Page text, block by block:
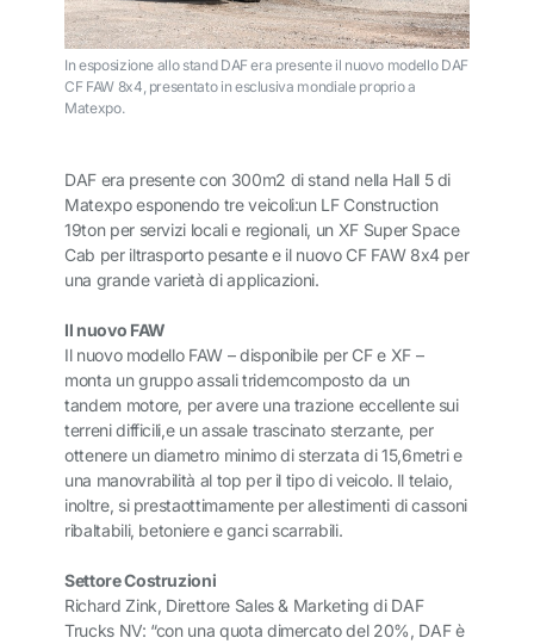
In esposizione allo stand DAF era presente il nuovo modello DAF
CF FAW 8x4, presentato in esclusiva mondiale proprio a
Matexpo.
DAF era presente con 300m2 di stand nella Hall 5 di
Matexpo esponendo tre veicoli:un LF Construction
19ton per servizi locali e regionali, un XF Super Space
Cab per iltrasporto pesante e il nuovo CF FAW 8x4 per
una grande varietà di applicazioni.
Il nuovo FAW
Il nuovo modello FAW – disponibile per CF e XF –
monta un gruppo assali tridemcomposto da un
tandem motore, per avere una trazione eccellente sui
terreni difficili,e un assale trascinato sterzante, per
ottenere un diametro minimo di sterzata di 15,6metri e
una manovrabilità al top per il tipo di veicolo. Il telaio,
inoltre, si prestaottimamente per allestimenti di cassoni
ribaltabili, betoniere e ganci scarrabili.
Settore Costruzioni
Richard Zink, Direttore Sales & Marketing di DAF
Trucks NV: “con una quota dimercato del 20%, DAF è